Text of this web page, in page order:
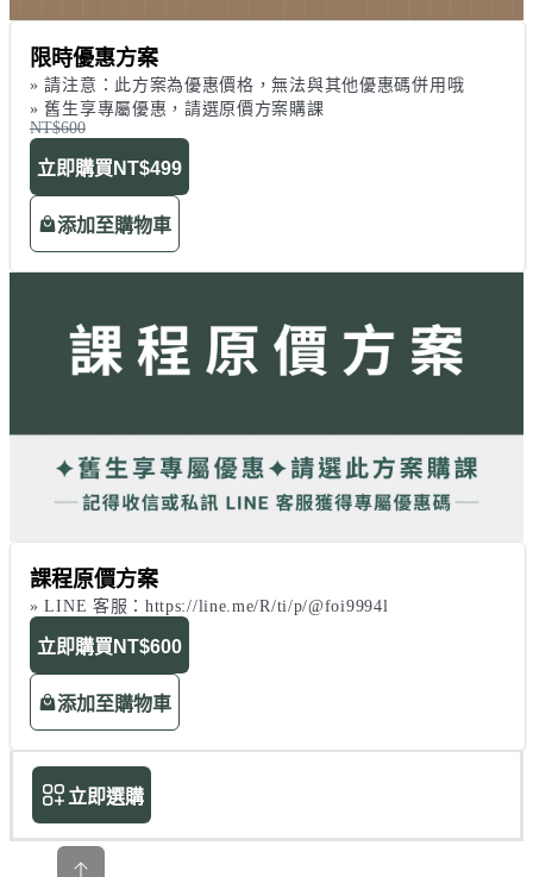
限時優惠方案
» 請注意：此方案為優惠價格，無法與其他優惠碼併用哦
» 舊生享專屬優惠，請選原價方案購課
NT$600
立即購買 NT$499
添加至購物車
課程原價方案
» LINE 客服：https://line.me/R/ti/p/@foi9994l
立即購買 NT$600
添加至購物車
立即選購